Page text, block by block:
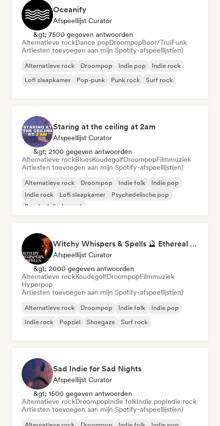
Oceanify
Afspeellijst Curator
&gt; 7500 gegeven antwoorden
Alternatieve rockDance popDroompopBoor/TruiFunk
Artiesten toevoegen aan mijn Spotify-afspeellijst(en)
Alternatieve rock Droompop Indie pop
Indie rock
Lofi slaapkamer
Pop-punk Punk rock Surf rock
Staring at the ceiling at 2am
Afspeellijst Curator
&gt; 2100 gegeven antwoorden
Alternatieve rockBluesKoudegolfDroompopFilmmuziek
Artiesten toevoegen aan mijn Spotify-afspeellijst(en)
Alternatieve rock Droompop Indie folk
Indie pop
Indie rock
Lofi slaapkamer
Psychedelische pop
Psychedelische rock
Witchy Whispers & Spells 🔮 Ethereal Art Pop & Dream Pop
Afspeellijst Curator
&gt; 2000 gegeven antwoorden
Alternatieve rockKoudegolfDroompopFilmmuziek
Hyperpop
Artiesten toevoegen aan mijn Spotify-afspeellijst(en)
Alternatieve rock Droompop Indie folk
Indie pop
Indie rock
Popziel Shoegaze Surf rock
Sad Indie for Sad Nights
Afspeellijst Curator
&gt; 1500 gegeven antwoorden
Alternatieve rockDroompopIndie folkIndie popIndie rock
Artiesten toevoegen aan mijn Spotify-afspeellijst(en)